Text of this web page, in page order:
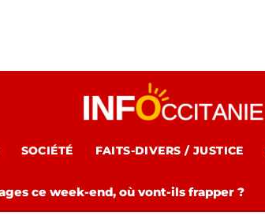
SOCIÉTÉ FAITS-DIVERS / JUSTICE
ce week-end, où vont-ils frapper ?